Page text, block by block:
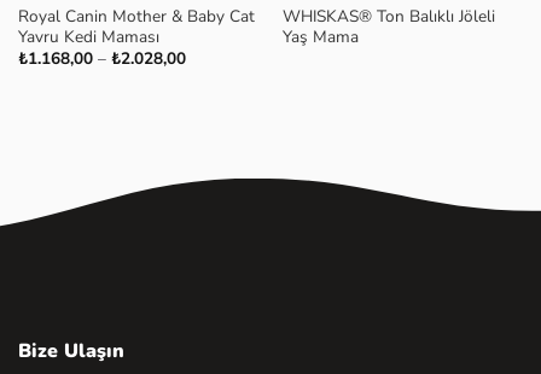
Royal Canin Mother & Baby Cat
Yavru Kedi Maması
₺1.168,00 – ₺2.028,00Fiyat
WHISKAS® Ton Balıklı Jöleli
Yaş Mama
Bize Ulaşın